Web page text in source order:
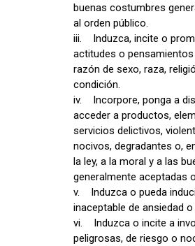
buenas costumbres
al orden público.
iii. Induzca, incite o
actitudes o
razón de sexo, raza,
condición.
iv. Incorpore, ponga a
acceder a productos,
servicios delictivos,
nocivos, degradantes o,
la ley, a la moral y a las
generalmente aceptadas
v. Induzca o pueda
inaceptable de ansiedad
vi. Induzca o incite a
peligrosas, de riesgo o